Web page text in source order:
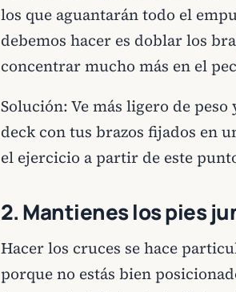
los que aguantarán todo el
debemos hacer es doblar los
concentrar mucho más en el
Solución: Ve más ligero de
deck con tus brazos fijados en
el ejercicio a partir de este
2. Mantienes los pies
Hacer los cruces se hace
porque no estás bien